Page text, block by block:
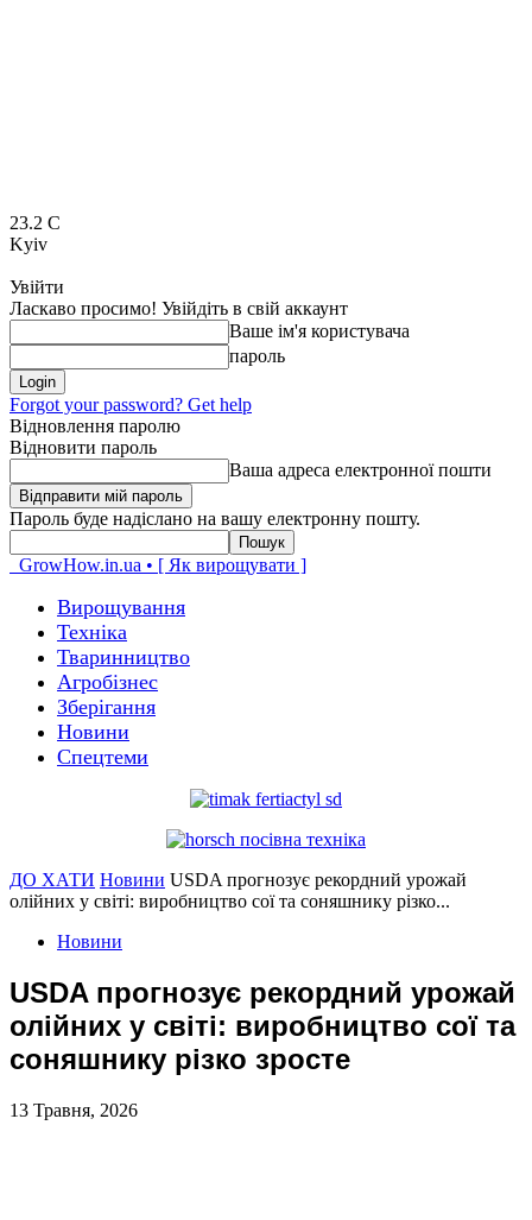
23.2 C
Kyiv
Увійти
Ласкаво просимо! Увійдіть в свій аккаунт
Ваше ім'я користувача
пароль
Forgot your password? Get help
Відновлення паролю
Відновити пароль
Ваша адреса електронної пошти
Пароль буде надіслано на вашу електронну пошту.
GrowHow.in.ua • [ Як вирощувати ]
Вирощування
Техніка
Тваринництво
Агробізнес
Зберігання
Новини
Спецтеми
ДО ХАТИ Новини USDA прогнозує рекордний урожай
олійних у світі: виробництво сої та соняшнику різко...
Новини
USDA прогнозує рекордний урожай
олійних у світі: виробництво сої та
соняшнику різко зросте
13 Травня, 2026